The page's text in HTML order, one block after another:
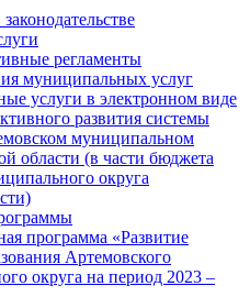
регламенты
муниципальных услуг
услуги в электронном виде
развития системы
муниципальном
области (в части бюджета
округа
программа «Развитие
Артемовского
округа на период 2023 –